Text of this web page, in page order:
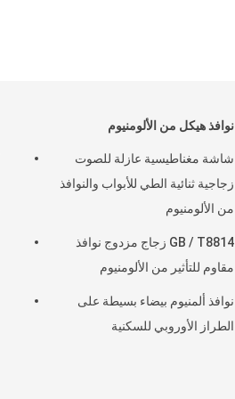
نوافذ هيكل من الألومنيوم
شاشة مغناطيسية عازلة للصوت
زجاجية ثنائية الطي للأبواب والنوافذ
من الألومنيوم
GB / T8814 زجاج مزدوج نوافذ
مقاوم للتأثير من الألومنيوم
نوافذ ألمنيوم بيضاء بسيطة على
الطراز الأوروبي للسكنية